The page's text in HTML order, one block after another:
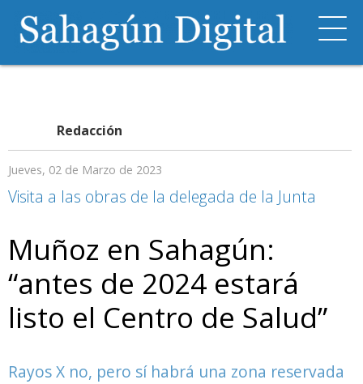
Redacción
Jueves, 02 de Marzo de 2023
Visita a las obras de la delegada de la Junta
Muñoz en Sahagún:
“antes de 2024 estará
listo el Centro de Salud”
Rayos X no, pero sí habrá una zona reservada